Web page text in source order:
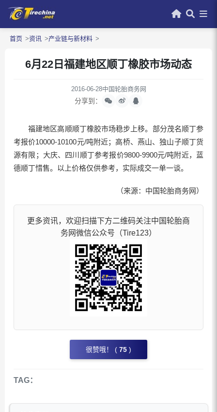
首页 资讯 产业链与新材料
6月22日福建地区顺丁橡胶市场动态
2016-06-28中国轮胎商务网
分享到：
福建地区高顺顺丁橡胶市场稳步上移。部分茂名顺丁参
考报价10000-10100元/吨附近；高桥、燕山、独山子顺丁货
源有限；大庆、四川顺丁参考报价9800-9900元/吨附近，蓝
德顺丁惜售。以上价格仅供参考，实际成交一单一谈。
（来源：中国轮胎商务网）
更多资讯，欢迎扫描下方二维码关注中国轮胎商
务网微信公众号（Tire123）
很赞哦！ ( 75 )
TAG：